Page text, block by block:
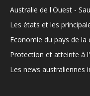
Australie de l'Ouest -
Les états et les
Economie du pays de la
Protection et atteinte à
Les news australiennes